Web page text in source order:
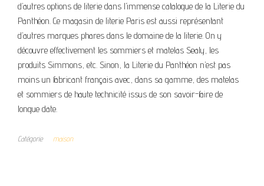
d’autres options de literie dans l’immense catalogue de la Literie du
Panthéon. Ce magasin de literie Paris est aussi représentant
d’autres marques phares dans le domaine de la literie. On y
découvre effectivement les sommiers et matelas Sealy, les
produits Simmons, etc. Sinon, la Literie du Panthéon n’est pas
moins un fabricant français avec, dans sa gamme, des matelas
et sommiers de haute technicité issus de son savoir-faire de
longue date.
Catégorie maison